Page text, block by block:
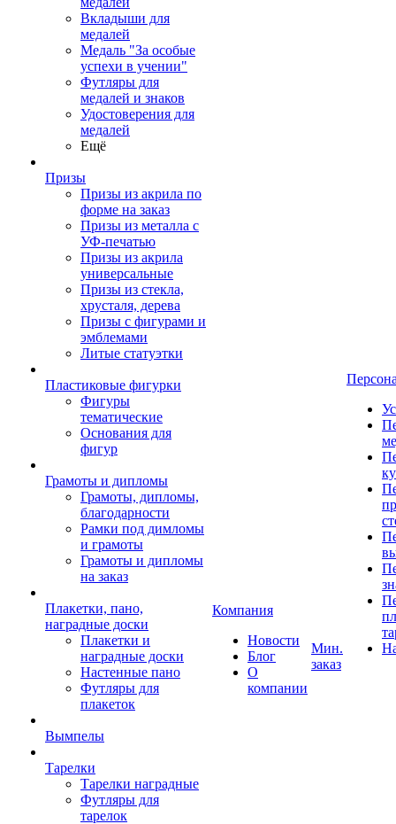
Вкладыши для
медалей
Медаль "За особые
успехи в учении"
Футляры для
медалей и знаков
Удостоверения для
медалей
Ещё
Призы
Призы из акрила по
форме на заказ
Призы из металла с
УФ-печатью
Призы из акрила
универсальные
Призы из стекла,
хрусталя, дерева
Призы с фигурами и
эмблемами
Литые статуэтки
Пластиковые фигурки
Фигуры
тематические
Основания для
фигур
Грамоты и дипломы
Грамоты, дипломы,
благодарности
Рамки под димломы
и грамоты
Грамоты и дипломы
на заказ
Плакетки, пано,
наградные доски
Плакетки и
наградные доски
Настенные пано
Футляры для
плакеток
Вымпелы
Тарелки
Тарелки наградные
Футляры для
тарелок
Компания
Новости
Блог
О
компании
Мин.
заказ